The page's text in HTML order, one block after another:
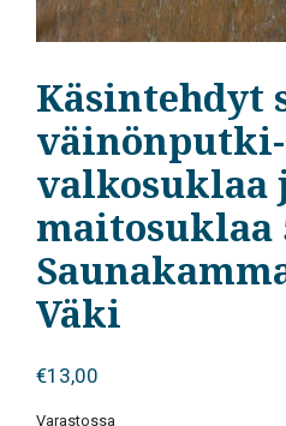
Käsintehdyt
väinönputki-
valkosuklaa
maitosuklaa
Väki
€13,00
Varastossa